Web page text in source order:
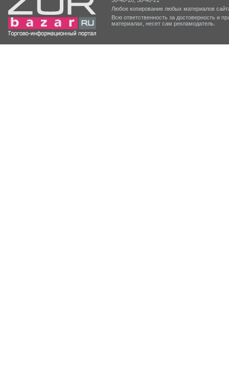
Любое копирование любых материалов
Всю ответственность за достоверность и
материалах, несет сам рекламодатель.